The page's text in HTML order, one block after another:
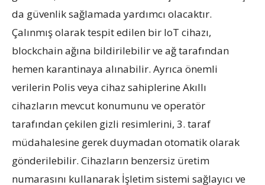
da güvenlik sağlamada yardımcı olacaktır.
Çalınmış olarak tespit edilen bir IoT cihazı,
blockchain ağına bildirilebilir ve ağ tarafından
hemen karantinaya alınabilir. Ayrıca önemli
verilerin Polis veya cihaz sahiplerine Akıllı
cihazların mevcut konumunu ve operatör
tarafından çekilen gizli resimlerini, 3. taraf
müdahalesine gerek duymadan otomatik olarak
gönderilebilir. Cihazların benzersiz üretim
numarasını kullanarak İşletim sistemi sağlayıcı ve